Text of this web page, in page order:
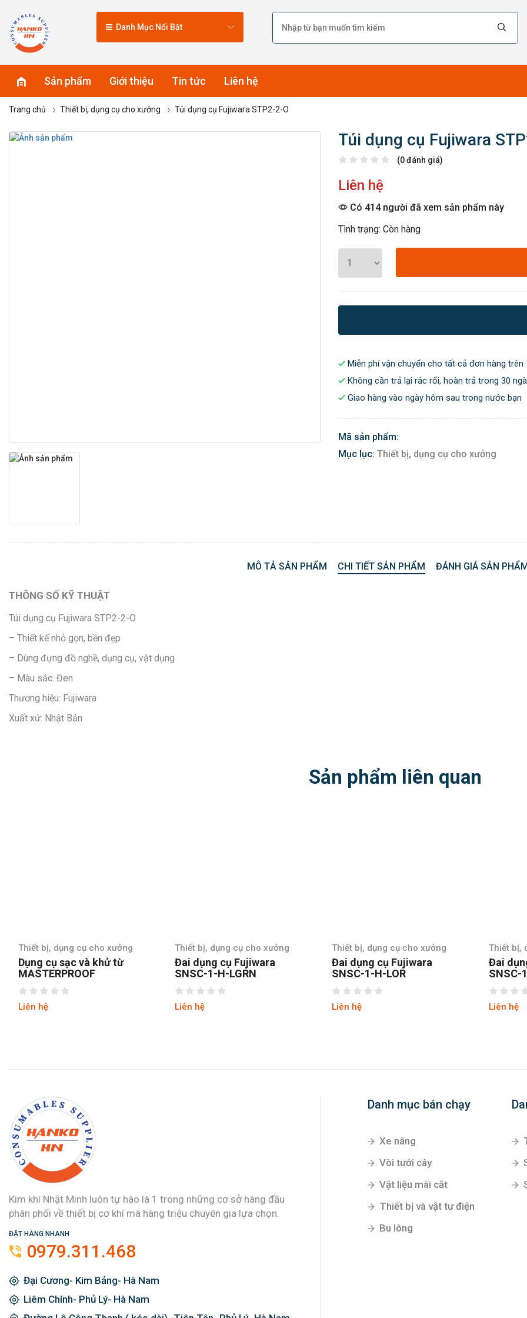
Danh Mục Nổi Bật
Sản phẩm Giới thiệu Tin tức Liên hệ
Trang chủ Thiết bị, dụng cụ cho xưởng Túi dụng cụ Fujiwara STP2-2-O
Túi dụng cụ Fujiwara
(0 đánh giá)
Liên hệ
Có 414 người đã xem sản phẩm này
Tình trạng: Còn hàng
Miễn phí vận chuyển cho tất cả đơn hàng trên
Không cần trả lại rắc rối, hoàn trả trong 30
Giao hàng vào ngày hôm sau trong nước bạn
Mã sản phẩm:
Mục lục: Thiết bị, dụng cụ cho xưởng
MÔ TẢ SẢN PHẨM CHI TIẾT SẢN PHẨM ĐÁNH GIÁ SẢN
THÔNG SỐ KỸ THUẬT
Túi dụng cụ Fujiwara STP2-2-O
– Thiết kế nhỏ gọn, bền đẹp
– Dùng đựng đồ nghề, dụng cụ, vật dụng
– Màu sắc: Đen
Thương hiệu: Fujiwara
Xuất xứ: Nhật Bản
Sản phẩm liên quan
dụng cụ cho xưởng
sạc và khử từ
Thiết bị, dụng cụ cho xưởng
Đai dụng cụ Fujiwara
SNSC-1-H-LGRN
Thiết bị, dụng cụ cho xưởng
Đai dụng cụ Fujiwara
SNSC-1-H-LOR
Thiết bị, dụng cụ
Đai dụng cụ
SNSC-1-H-RD
Kim khí Nhật Minh luôn tự hào là 1 trong những cơ sở hàng đầu
phân phối về thiết bị cơ khí mà hàng triệu chuyên gia lựa chọn.
ĐẶT HÀNG NHANH
0979.311.468
Đại Cương- Kim Bảng- Hà Nam
Liêm Chính- Phủ Lý- Hà Nam
Danh mục bán chạy
Xe nâng
Vòi tưới cây
Vật liệu mài cắt
Thiết bị và vật tư điện
Bu lông